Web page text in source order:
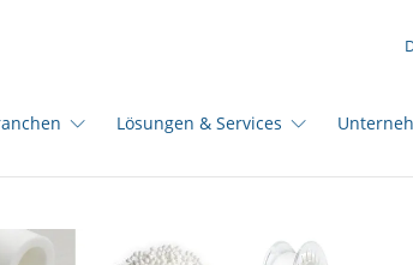
Lösungen & Services